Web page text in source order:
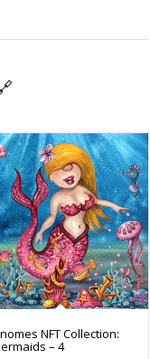
NFT Collection:
– 4